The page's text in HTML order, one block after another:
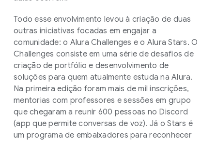
Todo esse envolvimento levou à criação de duas
outras iniciativas focadas em engajar a
comunidade: o Alura Challenges e o Alura Stars. O
Challenges consiste em uma série de desafios de
criação de portfólio e desenvolvimento de
soluções para quem atualmente estuda na Alura.
Na primeira edição foram mais de mil inscrições,
mentorias com professores e sessões em grupo
que chegaram a reunir 600 pessoas no Discord
(app que permite conversas de voz). Já o Stars é
um programa de embaixadores para reconhecer